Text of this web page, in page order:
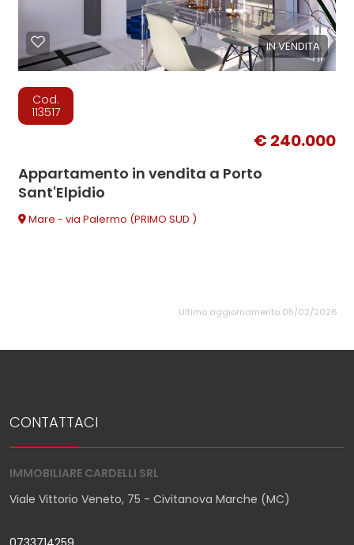
IN VENDITA
Cod.
113517
€ 240.000
Appartamento in vendita a Porto
Sant'Elpidio
Mare - via Palermo (PRIMO SUD )
Ultimo aggiornamento 05/02/2026
CONTATTACI
IMMOBILIARE CARDELLI SRL
Viale Vittorio Veneto, 75 - Civitanova Marche (MC)